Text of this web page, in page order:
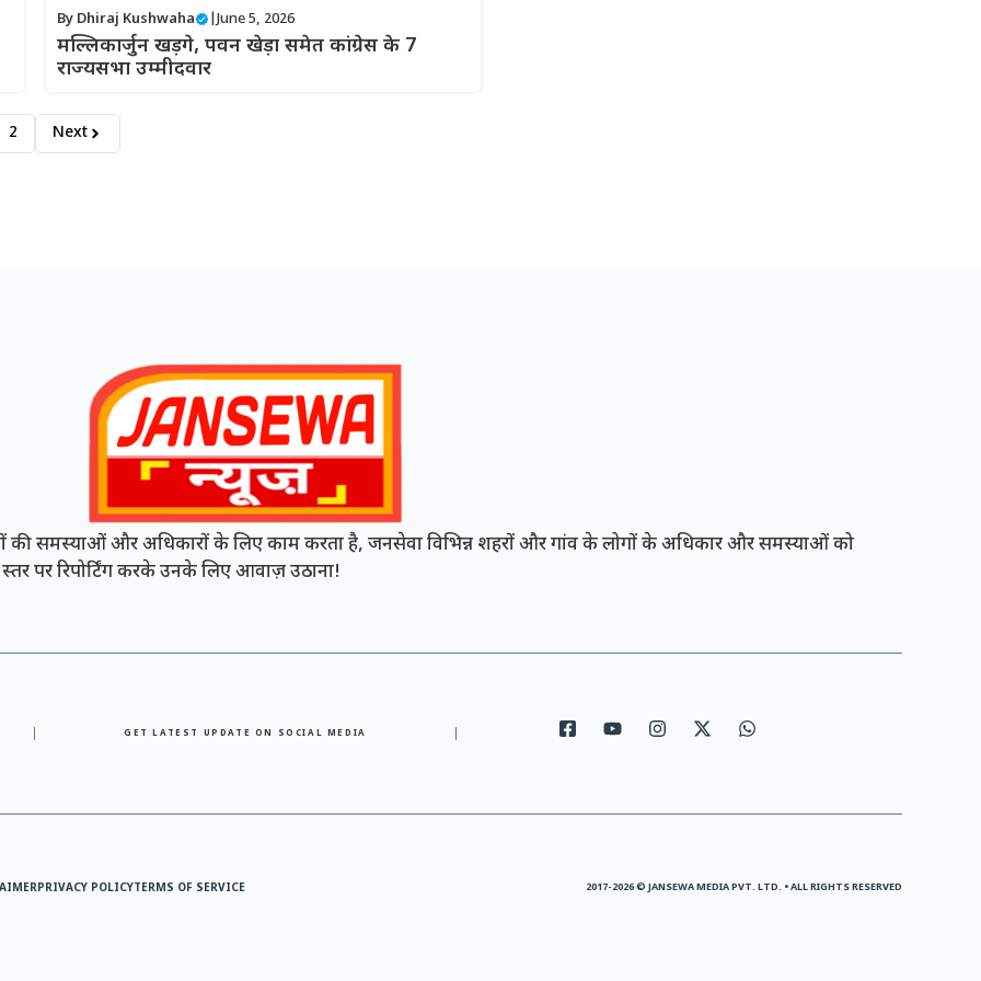
By Dhiraj Kushwaha | June 5, 2026
मल्लिकार्जुन खड़गे, पवन खेड़ा समेत कांग्रेस के 7
राज्यसभा उम्मीदवार
2 Next
की समस्याओं और अधिकारों के लिए काम करता है, जनसेवा विभिन्न शहरों और गांव के लोगों के अधिकार और समस्याओं को
पर रिपोर्टिंग करके उनके लिए आवाज़ उठाना!
GET LATEST UPDATE ON SOCIAL MEDIA
PRIVACY POLICYTERMS OF SERVICE 2017-2026 © JANSEWA MEDIA PVT. LTD. • ALL RIGHTS RESERVED